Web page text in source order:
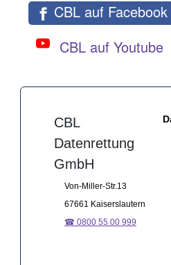
CBL auf Facebook
CBL auf Youtube
CBL
Datenrettung
GmbH
Von-Miller-Str.13
67661 Kaiserslautern
☎ 0800 55 00 999